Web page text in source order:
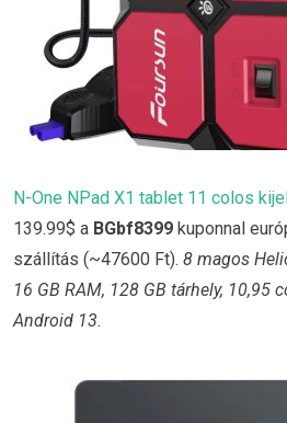
N-One NPad X1 tablet 11 colos
139.99$ a BGbf8399 kuponnal
szállítás (~47600 Ft). 8 magos
16 GB RAM, 128 GB tárhely, 10,95
Android 13.